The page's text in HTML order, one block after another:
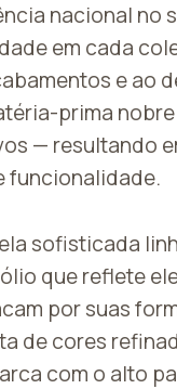
nacional no
em cada
e ao
prima
— resultando
funcionalidade.
sofisticada
que reflete
por suas
de cores
com o alto